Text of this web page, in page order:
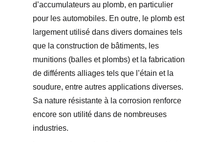
d’accumulateurs au plomb, en particulier
pour les automobiles. En outre, le plomb est
largement utilisé dans divers domaines tels
que la construction de bâtiments, les
munitions (balles et plombs) et la fabrication
de différents alliages tels que l’étain et la
soudure, entre autres applications diverses.
Sa nature résistante à la corrosion renforce
encore son utilité dans de nombreuses
industries.